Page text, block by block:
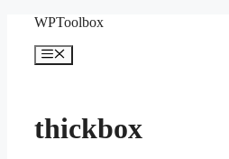
springen
WPToolbox
Menü
thickbox